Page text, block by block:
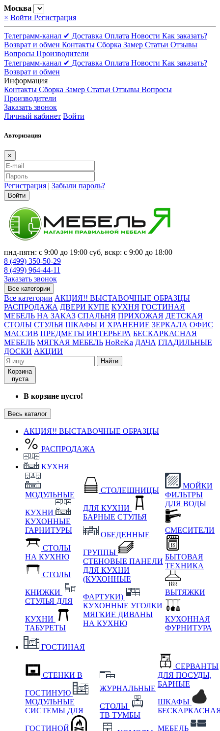
Москва
× Войти Регистрация
Телеграмм-канал ✔ Доставка Оплата Новости Как заказать?
Возврат и обмен Контакты Сборка Замер Статьи Отзывы
Вопросы Производители
Телеграмм-канал ✔ Доставка Оплата Новости Как заказать?
Возврат и обмен
Информация
Контакты Сборка Замер Статьи Отзывы Вопросы
Производители
Заказать звонок
Личный кабинет Войти
Авторизация
×
Регистрация | Забыли пароль?
Войти
пнд-пятн: с 9:00 до 19:00 суб, вскр: с 9:00 до 18:00
8 (499) 350-50-29
8 (499) 964-44-11
Заказать звонок
Все категории
Все категории АКЦИЯ!! ВЫСТАВОЧНЫЕ ОБРАЗЦЫ
РАСПРОДАЖА ДВЕРИ КУПЕ КУХНЯ ГОСТИНАЯ
МЕБЕЛЬ НА ЗАКАЗ СПАЛЬНЯ ПРИХОЖАЯ ДЕТСКАЯ
СТОЛЫ СТУЛЬЯ ШКАФЫ И ХРАНЕНИЕ ЗЕРКАЛА ОФИС
МАССИВ ПРЕДМЕТЫ ИНТЕРЬЕРА БЕСКАРКАСНАЯ
МЕБЕЛЬ МЯГКАЯ МЕБЕЛЬ HoReKa ДАЧА ГЛАДИЛЬНЫЕ
ДОСКИ АКЦИИ
Найти
Корзина
пуста
В корзине пусто!
Весь каталог
АКЦИЯ!! ВЫСТАВОЧНЫЕ ОБРАЗЦЫ
РАСПРОДАЖА
КУХНЯ
МОДУЛЬНЫЕ
КУХНИ
КУХОННЫЕ
ГАРНИТУРЫ
СТОЛЫ
НА КУХНЮ
СТОЛЫ
КНИЖКИ
СТУЛЬЯ ДЛЯ
КУХНИ
ТАБУРЕТЫ
СТОЛЕШНИЦЫ
ДЛЯ КУХНИ
БАРНЫЕ СТУЛЬЯ
ОБЕДЕННЫЕ
ГРУППЫ
СТЕНОВЫЕ ПАНЕЛИ
ДЛЯ КУХНИ
(КУХОННЫЕ
ФАРТУКИ)
КУХОННЫЕ УГОЛКИ
МЯГКИЕ ДИВАНЫ
НА КУХНЮ
МОЙКИ
ФИЛЬТРЫ
ДЛЯ ВОДЫ
СМЕСИТЕЛИ
БЫТОВАЯ
ТЕХНИКА
ВЫТЯЖКИ
КУХОННАЯ
ФУРНИТУРА
ГОСТИНАЯ
СТЕНКИ В
ГОСТИНУЮ
МОДУЛЬНЫЕ
СИСТЕМЫ ДЛЯ
ГОСТИНОЙ
ЖУРНАЛЬНЫЕ
СТОЛЫ
ТВ ТУМБЫ
СЕРВАНТЫ
ДЛЯ ПОСУДЫ,
БАРНЫЕ
ШКАФЫ
МЕБЕЛЬ